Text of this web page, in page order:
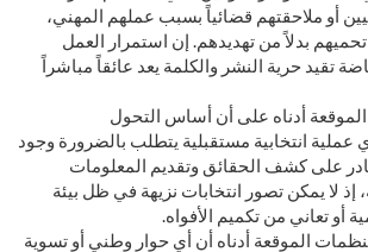
أو ملاحقتهم قضائياً بسبب عملهم المهني،
بدلاً من تهديدهم. إن استمرار العمل
تقيد حرية النشر والكلمة يعد عائقاً مباشراً
أدناه على أن أساس التحول
عملية انتخابية مستقبلية يتطلب بالضرورة وجود
على كشف الحقائق وتقديم المعلومات
إذ لا يمكن تصور انتخابات نزيهة في ظل بيئة
أو تعاني من تكميم الأفواه.
الموقعة أدناه أن أي حوار وطني أو تسوية